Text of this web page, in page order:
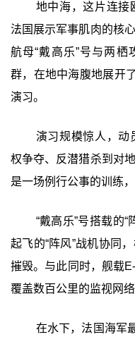
地中海，这片连接
法国展示军事肌肉的核
航母“戴高乐”号与两栖
群，在地中海腹地展开
演习。
演习规模惊人，动
权争夺、反潜猎杀到对
是一场例行公事的训练
“戴高乐”号搭载的
起飞的“阵风”战机协同
摧毁。与此同时，舰载
覆盖数百公里的监视网络
在水下，法国海军